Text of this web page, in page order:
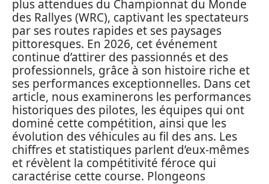
plus attendues du Championnat du Monde
des Rallyes (WRC), captivant les spectateurs
par ses routes rapides et ses paysages
pittoresques. En 2026, cet événement
continue d’attirer des passionnés et des
professionnels, grâce à son histoire riche et
ses performances exceptionnelles. Dans cet
article, nous examinerons les performances
historiques des pilotes, les équipes qui ont
dominé cette compétition, ainsi que les
évolution des véhicules au fil des ans. Les
chiffres et statistiques parlent d’eux-mêmes
et révèlent la compétitivité féroce qui
caractérise cette course. Plongeons